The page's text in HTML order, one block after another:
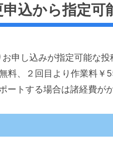
込から指定可
お申し込みが指定可能な投
料、２回目より作業料￥
ートする場合は諸経費が